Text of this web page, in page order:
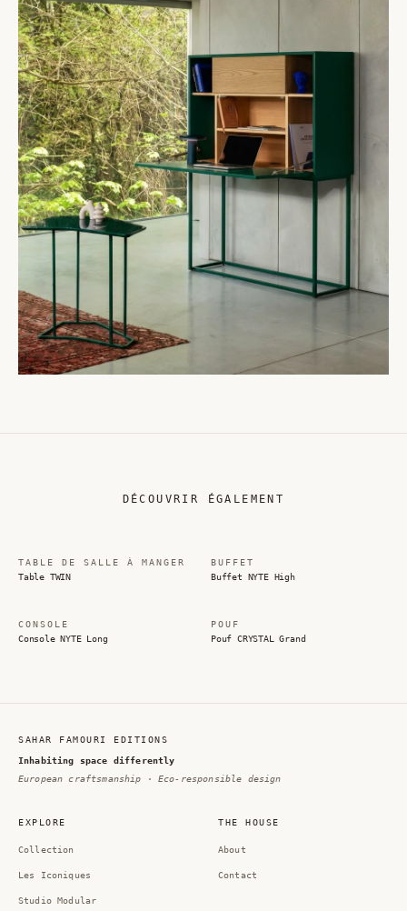
DÉCOUVRIR ÉGALEMENT
TABLE DE SALLE À MANGER
Table TWIN
BUFFET
Buffet NYTE High
CONSOLE
Console NYTE Long
POUF
Pouf CRYSTAL Grand
SAHAR FAMOURI EDITIONS
Inhabiting space differently
European craftsmanship · Eco-responsible design
EXPLORE
Collection
Les Iconiques
Studio Modular
THE HOUSE
About
Contact